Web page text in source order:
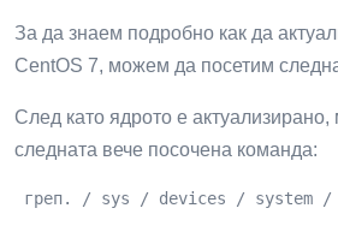
За да знаем подробно как да
CentOS 7, можем да посетим
След като ядрото е
следната вече посочена команда:
греп. / sys / devices / system /